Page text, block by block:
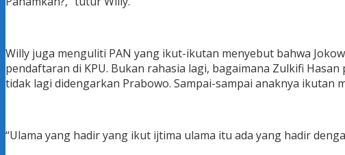
Willy juga menguliti PAN yang ikut-ikutan menyebut bahwa
pendaftaran di KPU. Bukan rahasia lagi, bagaimana Zulkifi
tidak lagi didengarkan Prabowo. Sampai-sampai anaknya ikutan
“Ulama yang hadir yang ikut ijtima ulama itu ada yang hadir